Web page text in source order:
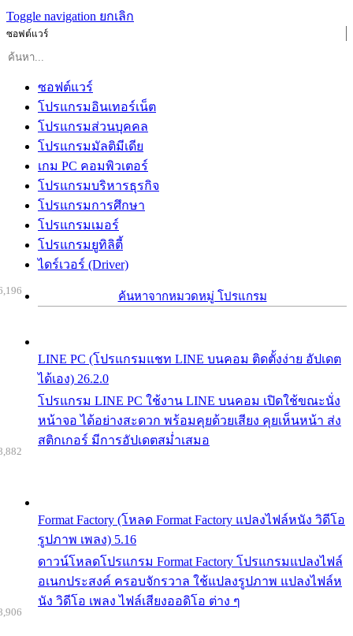
Toggle navigation ยกเลิก
ซอฟต์แวร์
ซอฟต์แวร์
โปรแกรมอินเทอร์เน็ต
โปรแกรมส่วนบุคคล
โปรแกรมมัลติมีเดีย
เกม PC คอมพิวเตอร์
โปรแกรมบริหารธุรกิจ
โปรแกรมการศึกษา
โปรแกรมเมอร์
โปรแกรมยูทิลิตี้
ไดร์เวอร์ (Driver)
ค้นหาจากหมวดหมู่ โปรแกรม
LINE PC (โปรแกรมแชท LINE บนคอม ติดตั้งง่าย อัปเดต
ได้เอง) 26.2.0
โปรแกรม LINE PC ใช้งาน LINE บนคอม เปิดใช้ขณะนั่ง
หน้าจอ ได้อย่างสะดวก พร้อมคุยด้วยเสียง คุยเห็นหน้า ส่ง
สติกเกอร์ มีการอัปเดตสม่ำเสมอ
Format Factory (โหลด Format Factory แปลงไฟล์หนัง วิดีโอ
รูปภาพ เพลง) 5.16
ดาวน์โหลดโปรแกรม Format Factory โปรแกรมแปลงไฟล์
อเนกประสงค์ ครอบจักรวาล ใช้แปลงรูปภาพ แปลงไฟล์ห
นัง วิดีโอ เพลง ไฟล์เสียงออดิโอ ต่าง ๆ